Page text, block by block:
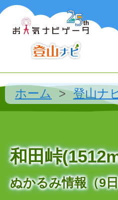
ホーム 登山ナ
和田峠
ぬかるみ情報（9